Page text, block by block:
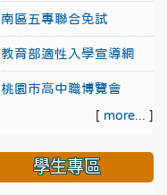
南區五專聯合免試
教育部適性入學宣導網
桃園市高中職博覽會
[ more... ]
學生專區